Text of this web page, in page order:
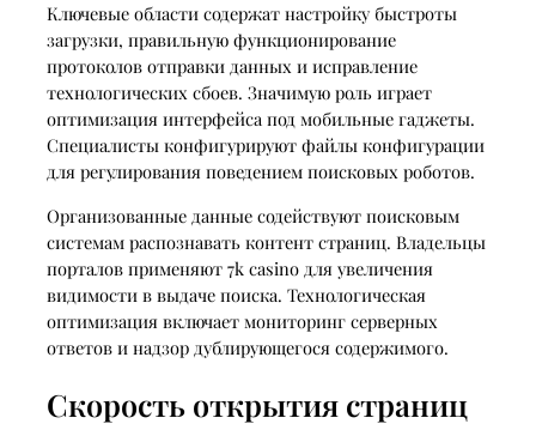
Ключевые области содержат настройку быстроты
загрузки, правильную функционирование
протоколов отправки данных и исправление
технологических сбоев. Значимую роль играет
оптимизация интерфейса под мобильные гаджеты.
Специалисты конфигурируют файлы конфигурации
для регулирования поведением поисковых роботов.
Организованные данные содействуют поисковым
системам распознавать контент страниц. Владельцы
порталов применяют 7k casino для увеличения
видимости в выдаче поиска. Технологическая
оптимизация включает мониторинг серверных
ответов и надзор дублирующегося содержимого.
Скорость открытия страниц